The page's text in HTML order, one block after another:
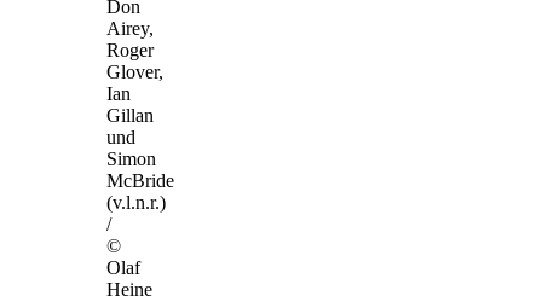
Don
Airey,
Roger
Glover,
Ian
Gillan
und
Simon
McBride
(v.l.n.r.)
/
©
Olaf
Heine